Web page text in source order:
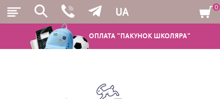
ОПЛАТА "ПАКУНОК ШКОЛЯРА"
UA 0